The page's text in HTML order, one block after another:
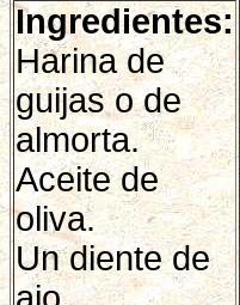
Ingredientes:
Harina de
guijas o de
almorta.
Aceite de
oliva.
Un diente de